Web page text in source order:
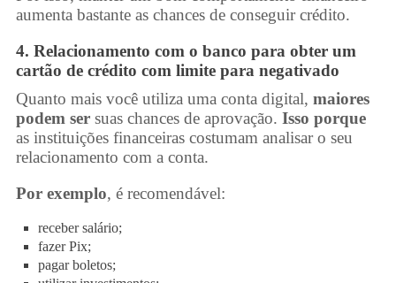
aumenta bastante as chances de conseguir crédito.
4. Relacionamento com o banco para obter um
cartão de crédito com limite para negativado
Quanto mais você utiliza uma conta digital, maiores
podem sersuas chances de aprovação. Isso porque
as instituições financeiras costumam analisar o seu
relacionamento com a conta.
Por exemplo, é recomendável:
receber salário;
fazer Pix;
pagar boletos;